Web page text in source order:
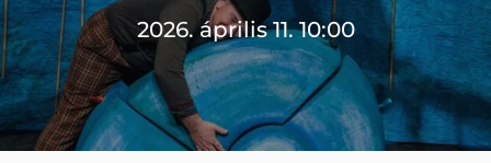
2026. április 11. 10:00